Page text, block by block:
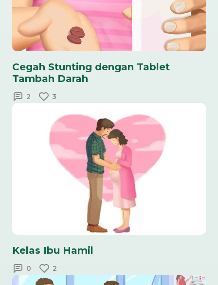
Cegah Stunting dengan Tablet
Tambah Darah
2 3
Kelas Ibu Hamil
0 2